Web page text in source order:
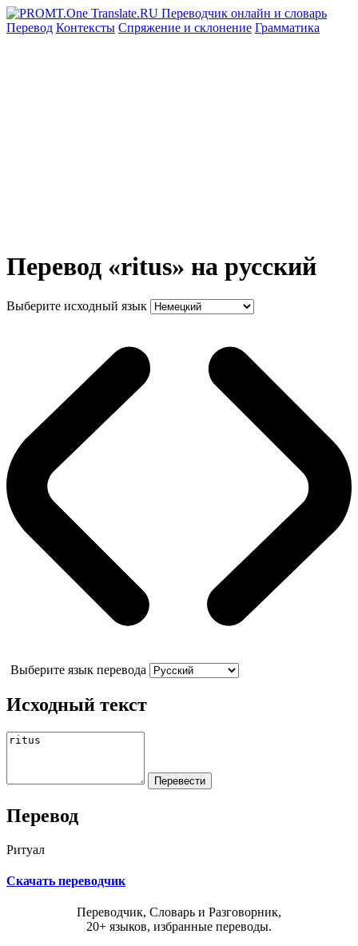
Перевод Контексты Спряжение и склонение Грамматика
Перевод «ritus» на русский
Выберите исходный язык
Выберите язык перевода
Исходный текст
Перевод
Ритуал
Скачать переводчик
Переводчик, Словарь и Разговорник,
20+ языков, избранные переводы.